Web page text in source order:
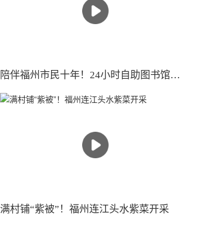
陪伴福州市民十年！24小时自助图书馆明年“退休”
满村铺“紫被”！福州连江头水紫菜开采